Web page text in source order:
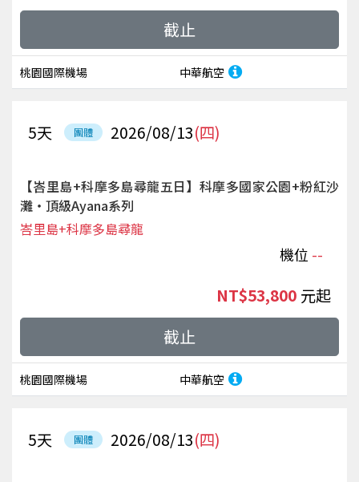
桃園國際機場 中華航空
截止
團體 2026/08/13(四)
5天
【峇里島+科摩多島尋龍五日】科摩多國家公園+粉紅沙
灘‧頂級Ayana系列
機位 --
峇里島+科摩多島尋龍
桃園國際機場 中華航空
NT$53,800 起
截止
團體 2026/08/13(四)
5天